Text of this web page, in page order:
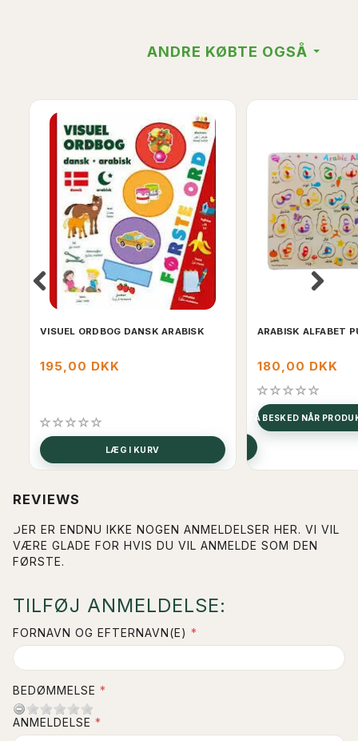
ANDRE KØBTE OGSÅ
VISUEL ORDBOG DANSK ARABISK
195,00 DKK
LÆG I KURV
ARABISK ALFABET
180,00 DKK
FÅ BESKED NÅR
SE PRODUKTET
REVIEWS
DER ER ENDNU IKKE NOGEN ANMELDELSER HER. VI VIL
VÆRE GLADE FOR HVIS DU VIL ANMELDE SOM DEN
FØRSTE.
TILFØJ ANMELDELSE:
FORNAVN OG EFTERNAVN(E)
BEDØMMELSE
ANMELDELSE